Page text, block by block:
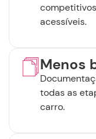
acessíveis.
Menos
todas as
carro.